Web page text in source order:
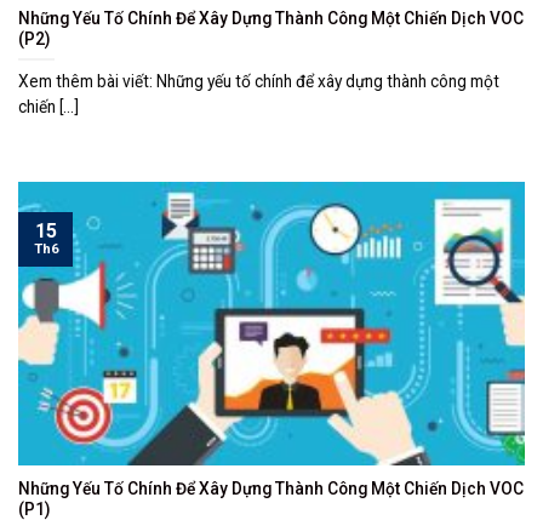
Những Yếu Tố Chính Để Xây Dựng Thành Công Một Chiến Dịch VOC
(P2)
Xem thêm bài viết: Những yếu tố chính để xây dựng thành công một
chiến [...]
Những Yếu Tố Chính Để Xây Dựng Thành Công Một Chiến Dịch VOC
(P1)
15
Th6